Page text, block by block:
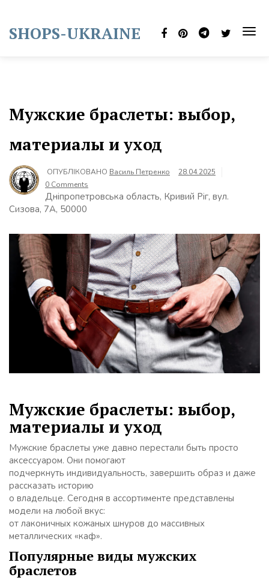
content
SHOPS-UKRAINE
Мужские браслеты: выбор,
материалы и уход
ОПУБЛІКОВАНО Василь Петренко
28.04.2025
0 Comments
Дніпропетровська область, Кривий Ріг, вул.
Сизова, 7А, 50000
Мужские браслеты: выбор,
материалы и уход
Мужские браслеты уже давно перестали быть просто
аксессуаром. Они помогают
подчеркнуть индивидуальность, завершить образ и даже
рассказать историю
о владельце. Сегодня в ассортименте представлены
модели на любой вкус:
от лаконичных кожаных шнуров до массивных
металлических «каф».
Популярные виды мужских
браслетов